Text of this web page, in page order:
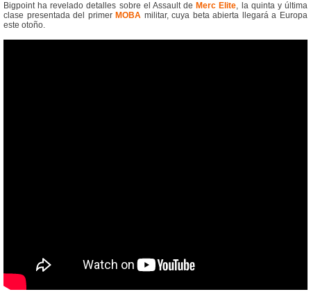
Bigpoint ha revelado detalles sobre el Assault de Merc Elite, la quinta y última
clase presentada del primer MOBA militar, cuya beta abierta llegará a Europa
este otoño.